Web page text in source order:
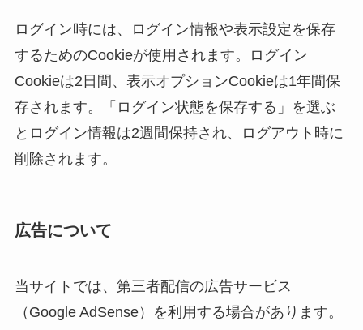
ログイン時には、ログイン情報や表示設定を保存
するためのCookieが使用されます。ログイン
Cookieは2日間、表示オプションCookieは1年間保
存されます。「ログイン状態を保存する」を選ぶ
とログイン情報は2週間保持され、ログアウト時に
削除されます。
広告について
当サイトでは、第三者配信の広告サービス
（Google AdSense）を利用する場合があります。